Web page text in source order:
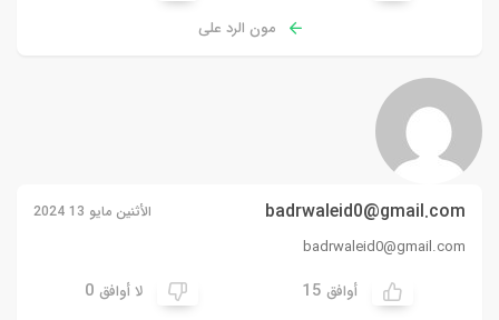
مون الرد على
badrwaleid0@gmail.com الأثنين مايو 13 2024
badrwaleid0@gmail.com
أوافق 15 لا أوافق 0